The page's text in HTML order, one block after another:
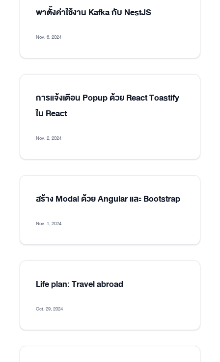
พาตั้งค่าใช้งาน Kafka กับ NestJS
Nov. 6, 2024
การแจ้งเตือน Popup ด้วย React Toastify
ใน React
Nov. 2, 2024
สร้าง Modal ด้วย Angular และ Bootstrap
Nov. 1, 2024
Life plan: Travel abroad
Oct. 29, 2024